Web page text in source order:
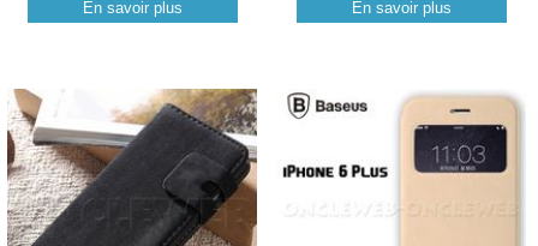
En savoir plus En savoir plus